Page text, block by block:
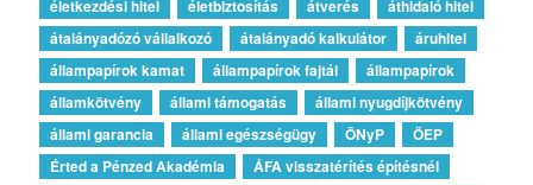
életkezdési hitel
életbiztosítás átverés
áthidaló hitel
átalányadózó vállalkozó
átalányadó kalkulátor
áruhitel
állampapírok kamat
állampapírok fajtái
állampapírok
államkötvény
állami támogatás
állami nyugdíjkötvény
állami garancia
állami egészségügy ÖNyP
ÖEP
Érted a Pénzed Akadémia
ÁFA visszatérítés építésnél